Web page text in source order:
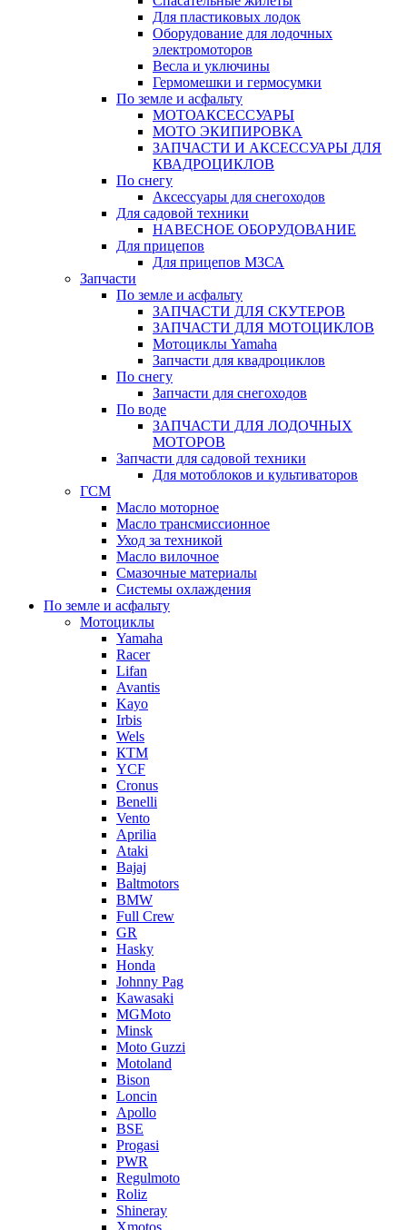
Для пластиковых лодок
Оборудование для лодочных
электромоторов
Весла и уключины
Гермомешки и гермосумки
По земле и асфальту
МОТОАКСЕССУАРЫ
МОТО ЭКИПИРОВКА
ЗАПЧАСТИ И АКСЕССУАРЫ ДЛЯ
КВАДРОЦИКЛОВ
По снегу
Аксессуары для снегоходов
Для садовой техники
НАВЕСНОЕ ОБОРУДОВАНИЕ
Для прицепов
Для прицепов МЗСА
Запчасти
По земле и асфальту
ЗАПЧАСТИ ДЛЯ СКУТЕРОВ
ЗАПЧАСТИ ДЛЯ МОТОЦИКЛОВ
Мотоциклы Yamaha
Запчасти для квадроциклов
По снегу
Запчасти для снегоходов
По воде
ЗАПЧАСТИ ДЛЯ ЛОДОЧНЫХ
МОТОРОВ
Запчасти для садовой техники
Для мотоблоков и культиваторов
ГСМ
Масло моторное
Масло трансмиссионное
Уход за техникой
Масло вилочное
Смазочные материалы
Системы охлаждения
По земле и асфальту
Мотоциклы
Yamaha
Racer
Lifan
Avantis
Kayo
Irbis
Wels
КТМ
YCF
Cronus
Benelli
Vento
Aprilia
Ataki
Bajaj
Baltmotors
BMW
Full Crew
GR
Hasky
Honda
Johnny Pag
Kawasaki
MGMoto
Minsk
Moto Guzzi
Motoland
Bison
Loncin
Apollo
BSE
Progasi
PWR
Regulmoto
Roliz
Shineray
Xmotos